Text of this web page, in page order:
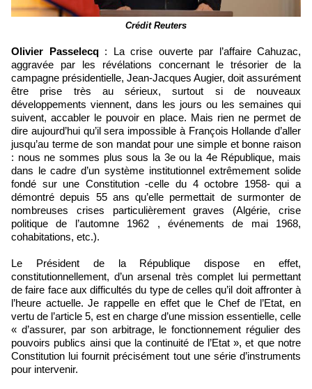
Crédit Reuters
Olivier Passelecq: La crise ouverte par l’affaire Cahuzac,
aggravée par les révélations concernant le trésorier de la
campagne présidentielle, Jean-Jacques Augier, doit assurément
être prise très au sérieux, surtout si de nouveaux
développements viennent, dans les jours ou les semaines qui
suivent, accabler le pouvoir en place. Mais rien ne permet de
dire aujourd’hui qu’il sera impossible à François Hollande d’aller
jusqu’au terme de son mandat pour une simple et bonne raison
: nous ne sommes plus sous la 3e ou la 4e République, mais
dans le cadre d’un système institutionnel extrêmement solide
fondé sur une Constitution -celle du 4 octobre 1958- qui a
démontré depuis 55 ans qu’elle permettait de surmonter de
nombreuses crises particulièrement graves (Algérie, crise
politique de l’automne 1962 , événements de mai 1968,
cohabitations, etc.).
Le Président de la République dispose en effet,
constitutionnellement, d’un arsenal très complet lui permettant
de faire face aux difficultés du type de celles qu’il doit affronter à
l’heure actuelle. Je rappelle en effet que le Chef de l’Etat, en
vertu de l’article 5, est en charge d’une mission essentielle, celle
« d’assurer, par son arbitrage, le fonctionnement régulier des
pouvoirs publics ainsi que la continuité de l’Etat », et que notre
Constitution lui fournit précisément tout une série d’instruments
pour intervenir.